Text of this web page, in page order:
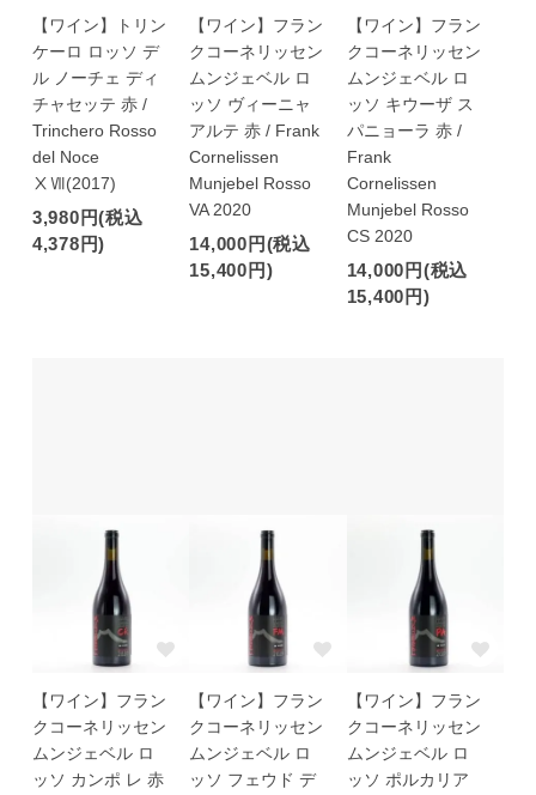
【ワイン】トリン
ケーロ ロッソ デ
ル ノーチェ ディ
チャセッテ 赤 /
Trinchero Rosso
del Noce
ⅩⅦ(2017)
3,980円(税込
4,378円)
【ワイン】フラン
クコーネリッセン
ムンジェベル ロ
ッソ ヴィーニャ
アルテ 赤 / Frank
Cornelissen
Munjebel Rosso
VA 2020
14,000円(税込
15,400円)
【ワイン】フラン
クコーネリッセン
ムンジェベル ロ
ッソ キウーザ ス
パニョーラ 赤 /
Frank
Cornelissen
Munjebel Rosso
CS 2020
14,000円(税込
15,400円)
【ワイン】フラン
クコーネリッセン
ムンジェベル ロ
ッソ カンポ レ 赤
【ワイン】フラン
クコーネリッセン
ムンジェベル ロ
ッソ フェウド デ
【ワイン】フラン
クコーネリッセン
ムンジェベル ロ
ッソ ポルカリア